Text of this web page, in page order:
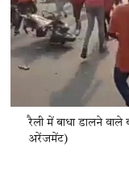
रैली में बाधा डालने
अरेंजमेंट)